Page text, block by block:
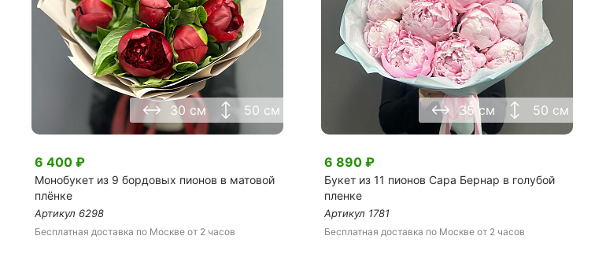
30 см 50 см
6 400 ₽
Монобукет из 9 бордовых пионов в матовой
плёнке
Артикул 6298
Бесплатная доставка по Москве от 2 часов
35 см 50 см
6 890₽
Букет из 11 пионов Сара Бернар в голубой
пленке
Артикул1781
Бесплатная доставка по Москвеот 2 часов